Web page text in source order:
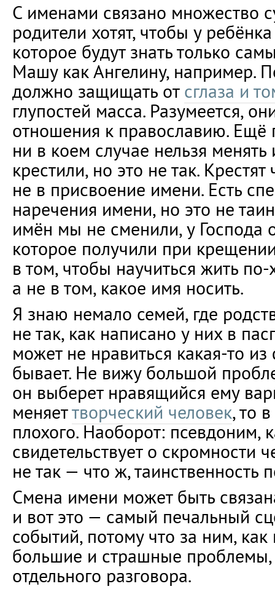
С именами связано множество
родители хотят, чтобы у
которое будут знать только
Машу как Ангелину, например.
должно защищать от сглаза и
глупостей масса. Разумеется,
отношения к православию. Ещё
ни в коем случае нельзя
крестили, но это не так. Крестят
не в присвоение имени. Есть
наречения имени, но это не
имён мы не сменили, у Господа
которое получили при
в том, чтобы научиться жить по-
а не в том, какое имя носить.
Я знаю немало семей, где
не так, как написано у них в
может не нравиться какая-то
бывает. Не вижу большой
он выберет нравящийся ему
меняеттворческий человек, то
плохого. Наоборот: псевдоним,
свидетельствует о скромности
не так — что ж, таинственность
Смена имени может быть
и вот это — самый печальный
событий, потому что за ним, как
большие и страшные проблемы,
отдельного разговора.